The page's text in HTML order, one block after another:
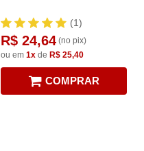
(1)
R$ 24,64 (no pix)
ou em 1x de R$ 25,40
COMPRAR